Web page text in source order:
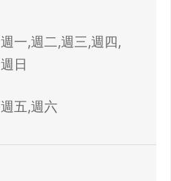
週一,週二,週三,週四,
週日
週五,週六